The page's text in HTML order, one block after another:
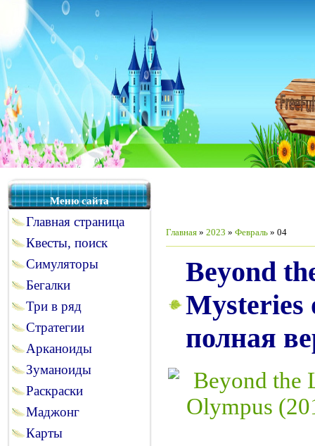
Меню сайта
Главная страница
Квесты, поиск
Симуляторы
Бегалки
Три в ряд
Стратегии
Арканоиды
Зуманоиды
Раскраски
Маджонг
Карты
Главная » 2023 » Февраль » 04
Beyond
Mysteries
полная